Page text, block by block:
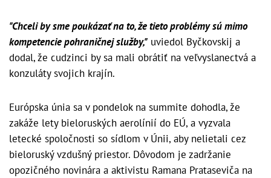
"Chceli by sme poukázať na to, že tieto problémy sú mimo
kompetencie pohraničnej služby," uviedol Byčkovskij a
dodal, že cudzinci by sa mali obrátiť na veľvyslanectvá a
konzuláty svojich krajín.
Európska únia sa v pondelok na summite dohodla, že
zakáže lety bieloruských aerolínií do EÚ, a vyzvala
letecké spoločnosti so sídlom v Únii, aby nelietali cez
bieloruský vzdušný priestor. Dôvodom je zadržanie
opozičného novinára a aktivistu Ramana Prataseviča na